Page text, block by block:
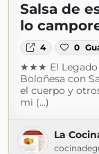
Salsa de
lo
4 0
★★★ El Legado
Boloñesa con
el cuerpo y
mi (...)
La